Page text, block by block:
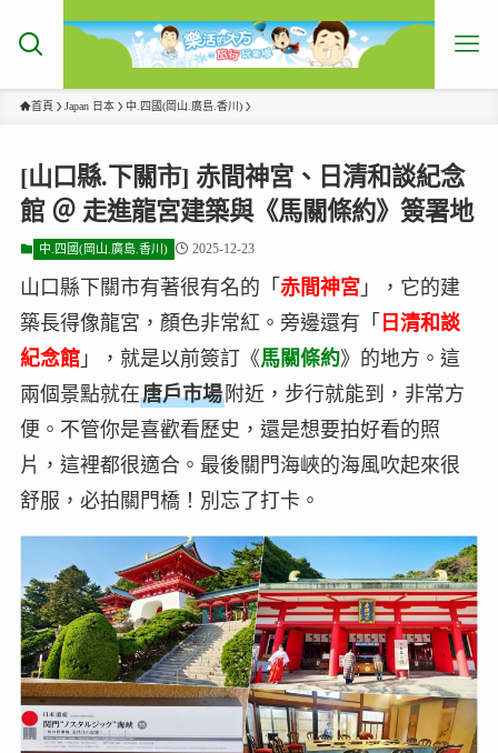
首頁 Japan 日本 中.四國(岡山.廣島.香川)
[山口縣.下關市] 赤間神宮、日清和談紀念
館 ＠ 走進龍宮建築與《馬關條約》簽署地
中.四國(岡山.廣島.香川) 2025-12-23
山口縣下關市有著很有名的「 赤間神宮」，它的建
築長得像龍宮，顏色非常紅。旁邊還有「 日清和談
紀念館」，就是以前簽訂《馬關條約》的地方。這
兩個景點就在唐戶市場附近，步行就能到，非常方
便。不管你是喜歡看歷史，還是想要拍好看的照
片，這裡都很適合。最後關門海峽的海風吹起來很
舒服，必拍關門橋！別忘了打卡。